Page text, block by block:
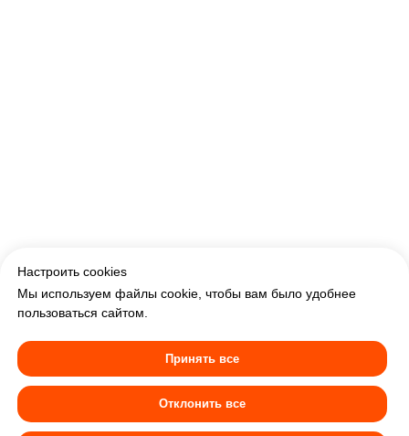
Акции
Банкеты
Доставка
Отзывы
Контакты
Программа лояльности
Ознакомьтесь с нашейПолитикой использования
Настроить cookies
Мы используем файлы cookie, чтобы вам было удобнее
пользоваться сайтом.
Принять все
Отклонить все